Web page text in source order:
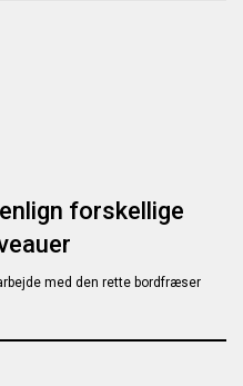
forskellige
med den rette bordfræser